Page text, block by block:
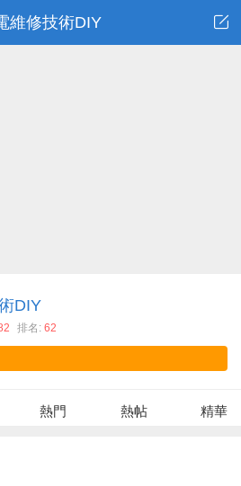
維修技術DIY
DIY
排名: 62
熱門 熱帖 精華